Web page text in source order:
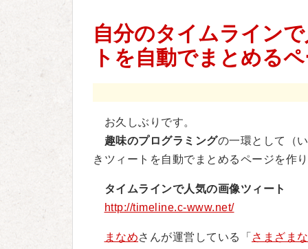
自分のタイムライン
トを自動でまとめる
お久しぶりです。
趣味のプログラミングの一環として（
きツィートを自動でまとめるページを作
タイムラインで人気の画像ツィート
http://timeline.c-www.net/
まなめさんが運営している「 さまざま